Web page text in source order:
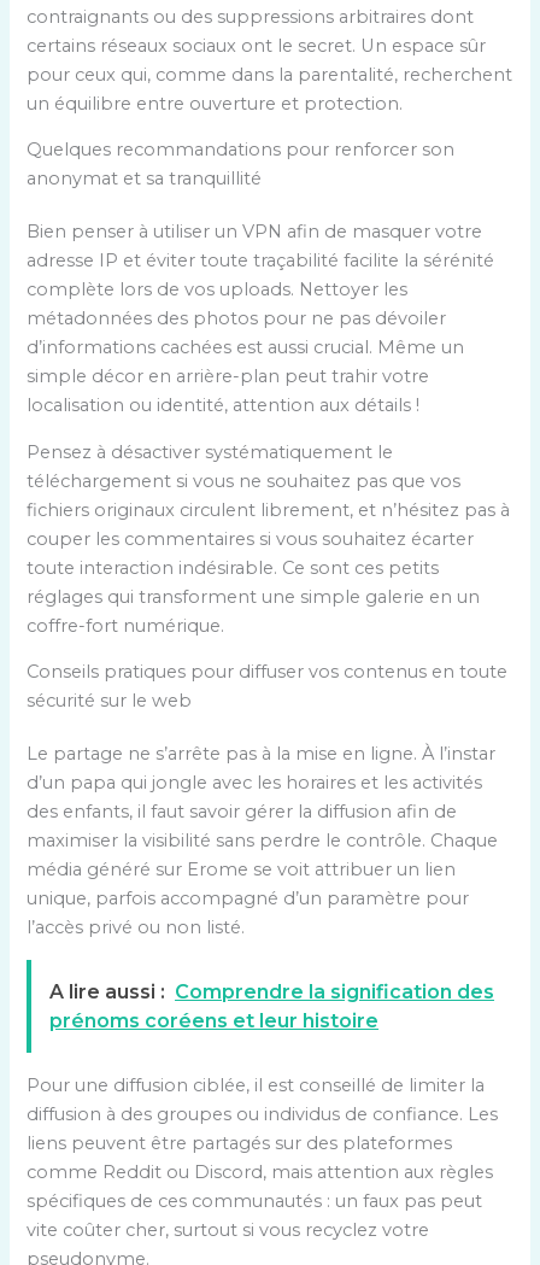
contraignants ou des suppressions arbitraires dont
certains réseaux sociaux ont le secret. Un espace sûr
pour ceux qui, comme dans la parentalité, recherchent
un équilibre entre ouverture et protection.
Quelques recommandations pour renforcer son
anonymat et sa tranquillité
Bien penser à utiliser un VPN afin de masquer votre
adresse IP et éviter toute traçabilité facilite la sérénité
complète lors de vos uploads. Nettoyer les
métadonnées des photos pour ne pas dévoiler
d’informations cachées est aussi crucial. Même un
simple décor en arrière-plan peut trahir votre
localisation ou identité, attention aux détails !
Pensez à désactiver systématiquement le
téléchargement si vous ne souhaitez pas que vos
fichiers originaux circulent librement, et n’hésitez pas à
couper les commentaires si vous souhaitez écarter
toute interaction indésirable. Ce sont ces petits
réglages qui transforment une simple galerie en un
coffre-fort numérique.
Conseils pratiques pour diffuser vos contenus en toute
sécurité sur le web
Le partage ne s’arrête pas à la mise en ligne. À l’instar
d’un papa qui jongle avec les horaires et les activités
des enfants, il faut savoir gérer la diffusion afin de
maximiser la visibilité sans perdre le contrôle. Chaque
média généré sur Erome se voit attribuer un lien
unique, parfois accompagné d’un paramètre pour
l’accès privé ou non listé.
A lire aussi : Comprendre la signification des
prénoms coréens et leur histoire
Pour une diffusion ciblée, il est conseillé de limiter la
diffusion à des groupes ou individus de confiance. Les
liens peuvent être partagés sur des plateformes
comme Reddit ou Discord, mais attention aux règles
spécifiques de ces communautés : un faux pas peut
vite coûter cher, surtout si vous recyclez votre
pseudonyme.